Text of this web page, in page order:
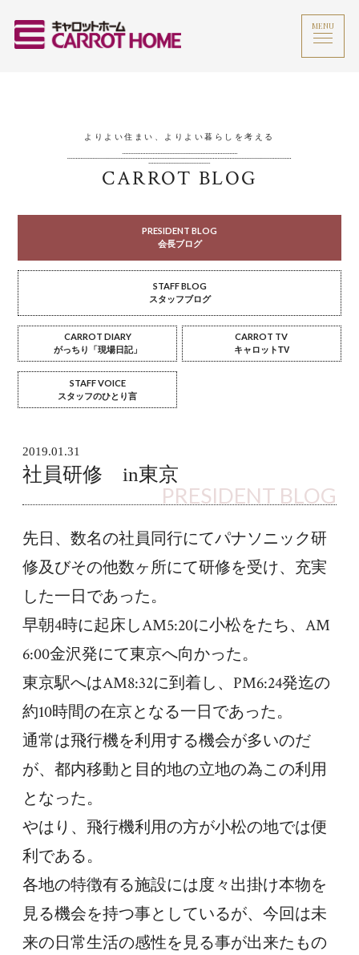
MENU
よりよい住まい、よりよい暮らしを考える
CARROT BLOG
PRESIDENT BLOG
会長ブログ
STAFF BLOG
スタッフブログ
CARROT DIARY
がっちり「現場日記」
CARROT TV
キャロットTV
STAFF VOICE
スタッフのひとり言
2019.01.31
社員研修 in東京
PRESIDENT BLOG
先日、数名の社員同行にてパナソニック研
修及びその他数ヶ所にて研修を受け、充実
した一日であった。
早朝4時に起床しAM5:20に小松をたち、AM
6:00金沢発にて東京へ向かった。
東京駅へはAM8:32に到着し、PM6:24発迄の
約10時間の在京となる一日であった。
通常は飛行機を利用する機会が多いのだ
が、都内移動と目的地の立地の為この利用
となった。
やはり、飛行機利用の方が小松の地では便
利である。
各地の特徴有る施設には度々出掛け本物を
見る機会を持つ事としているが、今回は未
来の日常生活の感性を見る事が出来たもの